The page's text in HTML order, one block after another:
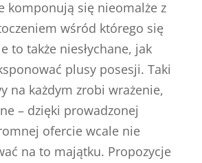
komponują się nieomalże z
wśród którego się
to także niesłychane, jak
plusy posesji. Taki
na każdym zrobi wrażenie,
– dzięki prowadzonej
ofercie wcale nie
na to majątku. Propozycje